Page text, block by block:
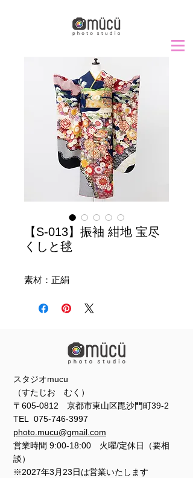
【S-013】振袖 紺地 宝尽
くしと毬
素材：正絹
スタジオmucu
（すたじお むく）
〒605-0812 京都市東山区毘沙門町39-2
TEL 075-746-3997
photo.mucu@gmail.com
営業時間 9:00-18:00 火曜/定休日（要相
談）
※2027年3月23日は営業いたします